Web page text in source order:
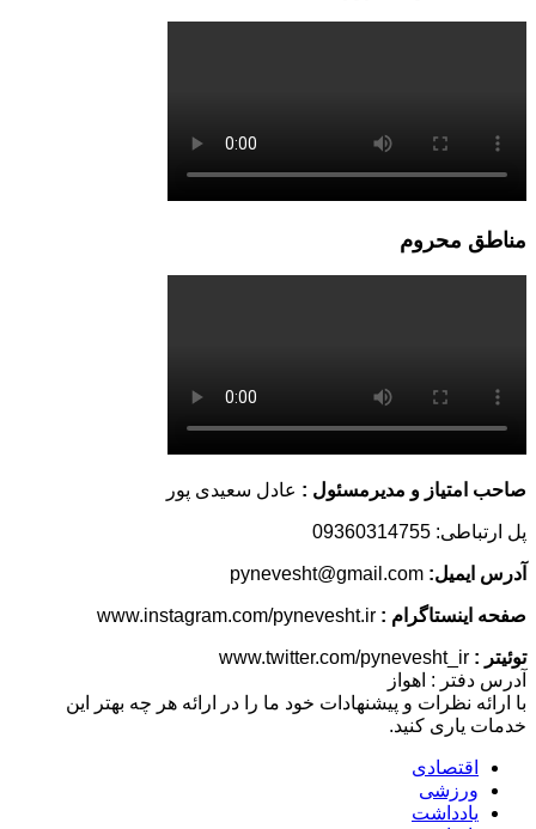
مناطق محروم
صاحب امتیاز و مدیرمسئول : عادل سعیدی پور
پل ارتباطی: 09360314755
آدرس ایمیل:
صفحه اینستاگرام :
توئیتر :
آدرس دفتر : اهواز
با ارائه نظرات و پیشنهادات خود ما را در ارائه هر چه بهتر این
خدمات یاری کنید.
اقتصادی
ورزشی
یادداشت